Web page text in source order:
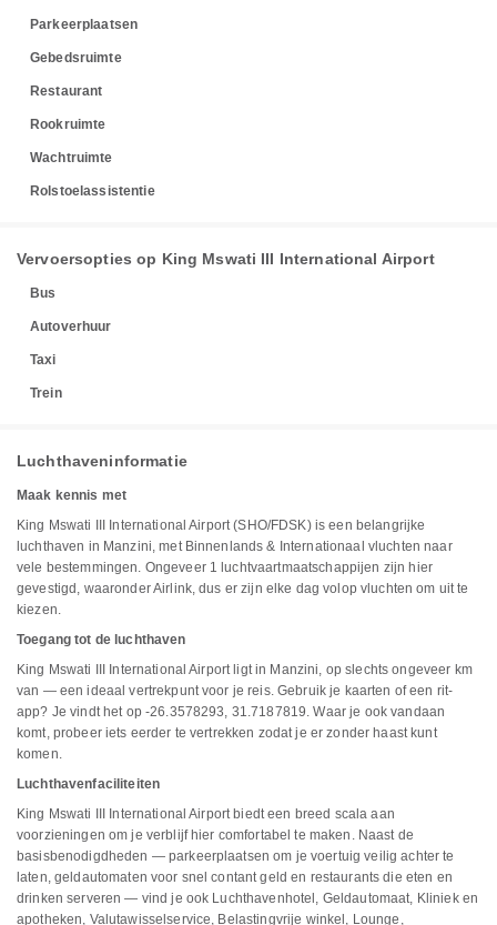
Parkeerplaatsen
Gebedsruimte
Restaurant
Rookruimte
Wachtruimte
Rolstoelassistentie
Vervoersopties op King Mswati III International Airport
Bus
Autoverhuur
Taxi
Trein
Luchthaveninformatie
Maak kennis met
King Mswati III International Airport (SHO/FDSK) is een belangrijke
luchthaven in Manzini, met Binnenlands & Internationaal vluchten naar
vele bestemmingen. Ongeveer 1 luchtvaartmaatschappijen zijn hier
gevestigd, waaronder Airlink, dus er zijn elke dag volop vluchten om uit te
kiezen.
Toegang tot de luchthaven
King Mswati III International Airport ligt in Manzini, op slechts ongeveer km
van — een ideaal vertrekpunt voor je reis. Gebruik je kaarten of een rit-
app? Je vindt het op -26.3578293, 31.7187819. Waar je ook vandaan
komt, probeer iets eerder te vertrekken zodat je er zonder haast kunt
komen.
Luchthavenfaciliteiten
King Mswati III International Airport biedt een breed scala aan
voorzieningen om je verblijf hier comfortabel te maken. Naast de
basisbenodigdheden — parkeerplaatsen om je voertuig veilig achter te
laten, geldautomaten voor snel contant geld en restaurants die eten en
drinken serveren — vind je ook Luchthavenhotel, Geldautomaat, Kliniek en
apotheken, Valutawisselservice, Belastingvrije winkel, Lounge,